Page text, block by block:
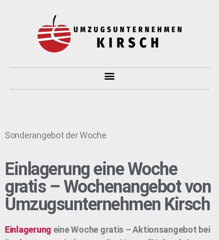
Sonderangebot der Woche
Einlagerung eine Woche
gratis – Wochenangebot von
Umzugsunternehmen Kirsch
Einlagerung eine Woche gratis – Aktionsangebot bei